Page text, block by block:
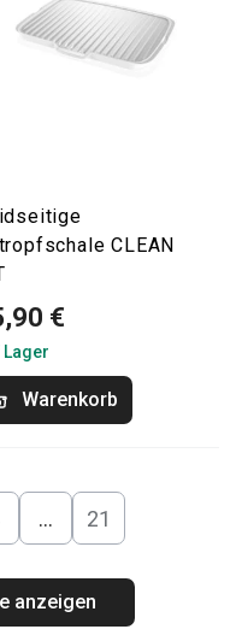
CLEAN
€
Lager
Warenkorb
… 21
anzeigen